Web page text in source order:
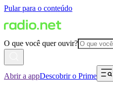
Pular para o conteúdo
O que você quer ouvir?
Abrir a appDescobrir o Prime